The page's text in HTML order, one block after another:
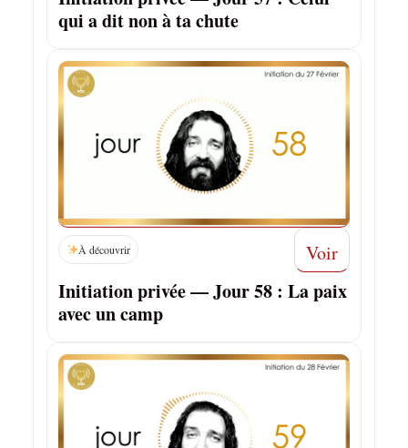
qui a dit non à ta chute
À découvrir Voir
Initiation privée — Jour 58 : La paix
avec un camp